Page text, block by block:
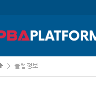
> 클럽정보